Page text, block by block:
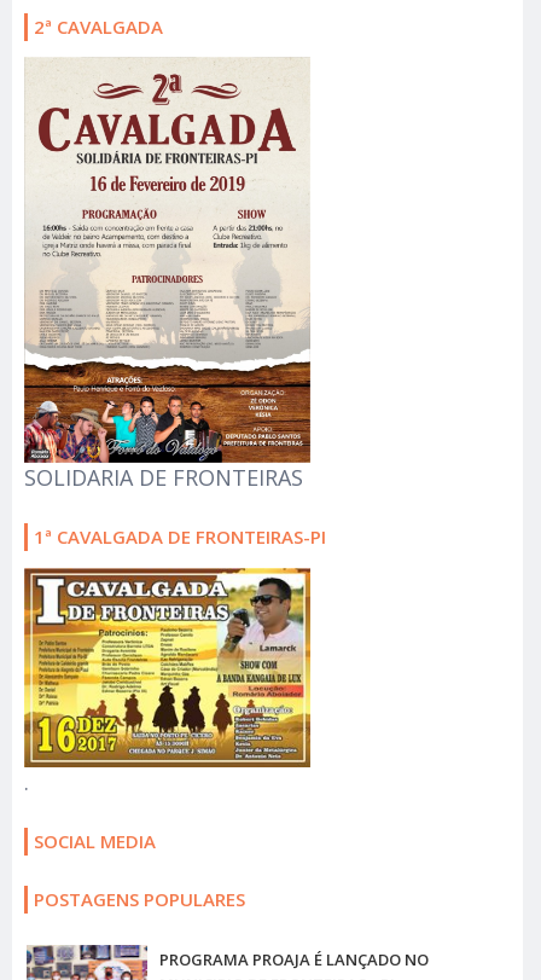
2ª CAVALGADA
SOLIDARIA DE FRONTEIRAS
1ª CAVALGADA DE FRONTEIRAS-PI
.
SOCIAL MEDIA
POSTAGENS POPULARES
PROGRAMA PROAJA É LANÇADO NO